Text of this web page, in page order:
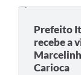
Prefeito
recebe a
Carioca